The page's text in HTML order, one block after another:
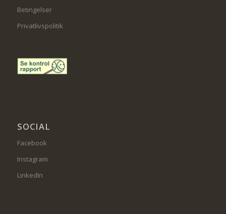
Betingelser
Privatlivspolitik
SOCIAL
Facebook
Instagram
LinkedIn